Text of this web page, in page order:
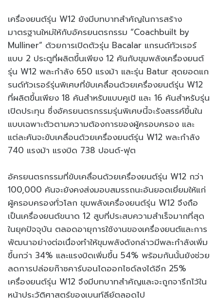
เครื่องยนต์รุ่น W12 ยังมีบทบาทสำคัญในการสร้าง
มาตรฐานใหม่ให้กับอัครยนตรกรรม “Coachbuilt by
Mulliner” ด้วยการเปิดตัวรุ่น Bacalar แกรนด์ทัวเรอร์
แบบ 2 ประตูที่ผลิตขึ้นเพียง 12 คันกับขุมพลังเครื่องยนต์
รุ่น W12 พละกำลัง 650 แรงม้า และรุ่น Batur สุดยอดแก
รนด์ทัวเรอร์รุ่นพิเศษที่ขับเคลื่อนด้วยเครื่องยนต์รุ่น W12
ที่ผลิตขึ้นเพียง 18 คันสำหรับแบบคูเป้ และ 16 คันสำหรับรุ่น
เปิดประทุน ซึ่งอัครยนตรกรรมรุ่นพิเศษนี้จะรังสรรค์ขึ้นใน
แบบเฉพาะตัวตามความต้องการของผู้ครอบครอง และ
แต่ละคันจะขับเคลื่อนด้วยเครื่องยนต์รุ่น W12 พละกำลัง
740 แรงม้า แรงบิด 738 ปอนด์-ฟุต
อัครยนตรกรรมที่ขับเคลื่อนด้วยเครื่องยนต์รุ่น W12 กว่า
100,000 คันจะยังคงส่งมอบสมรรถนะอันยอดเยี่ยมให้แก่
ผู้ครอบครองทั่วโลก ขุมพลังเครื่องยนต์รุ่น W12 จึงถือ
เป็นเครื่องยนต์ขนาด 12 สูบที่ประสบความสำเร็จมากที่สุด
ในยุคปัจจุบัน ตลอดอายุการใช้งานของเครื่องยนต์และการ
พัฒนาอย่างต่อเนื่องทำให้ขุมพลังดังกล่าวมีพละกำลังเพิ่ม
ขึ้นกว่า 34% และแรงบิดเพิ่มขึ้น 54% พร้อมกันนั้นยังช่วย
ลดการปล่อยก๊าซคาร์บอนไดออกไซด์ลงได้อีก 25%
เครื่องยนต์รุ่น W12 จึงมีบทบาทสำคัญและจะถูกจารึกไว้ใน
หน้าประวัติศาสตร์ของเบนท์ลีย์ตลอดไป